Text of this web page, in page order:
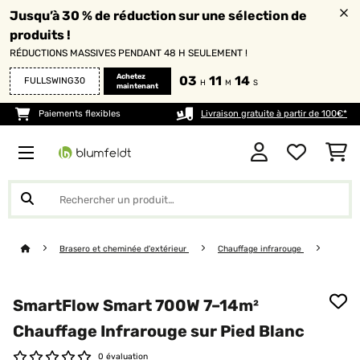
Jusqu’à 30 % de réduction sur une sélection de
produits !
RÉDUCTIONS MASSIVES PENDANT 48 H SEULEMENT !
FULLSWING30
Achetez
maintenant
03 H 11 M 14 S
Paiements flexibles Livraison gratuite à partir de 100€*
Brasero et cheminée d'extérieur Chauffage infrarouge
SmartFlow Smart 700W 7–14m²
Chauffage Infrarouge sur Pied Blanc
0 évaluation